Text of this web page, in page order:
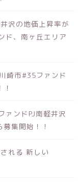
沢の地価上昇率が
ド、南ヶ丘エリア
崎市#35ファンド
ァンドPJ南軽井沢
集開始！！
れる 新しい